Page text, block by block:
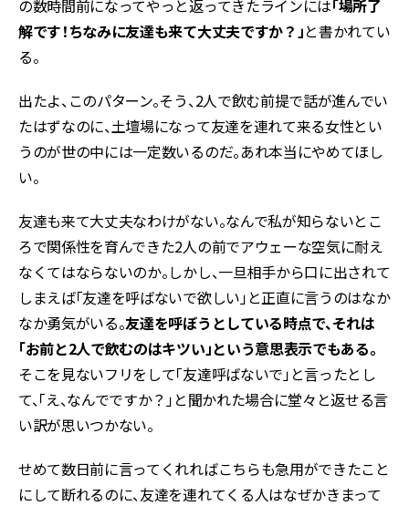
の数時間前になってやっと返ってきたラインには「場所了
解です！ちなみに友達も来て大丈夫ですか？」と書かれてい
る。
出たよ、このパターン。そう、2人で飲む前提で話が進んでい
たはずなのに、土壇場になって友達を連れて来る女性とい
うのが世の中には一定数いるのだ。あれ本当にやめてほし
い。
友達も来て大丈夫なわけがない。なんで私が知らないとこ
ろで関係性を育んできた2人の前でアウェーな空気に耐え
なくてはならないのか。しかし、一旦相手から口に出されて
しまえば「友達を呼ばないで欲しい」と正直に言うのはなか
なか勇気がいる。友達を呼ぼうとしている時点で、それは
「お前と2人で飲むのはキツい」という意思表示でもある。
そこを見ないフリをして「友達呼ばないで」と言ったとし
て、「え、なんでですか？」と聞かれた場合に堂々と返せる言
い訳が思いつかない。
せめて数日前に言ってくれればこちらも急用ができたこと
にして断れるのに、友達を連れてくる人はなぜかきまって